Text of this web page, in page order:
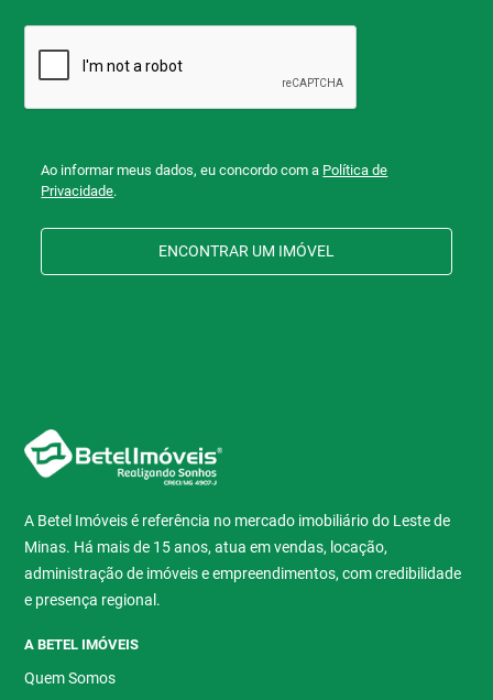
Ao informar meus dados, eu concordo com a Política de
Privacidade.
ENCONTRAR UM IMÓVEL
A Betel Imóveis é referência no mercado imobiliário do Leste de
Minas. Há mais de 15 anos, atua em vendas, locação,
administração de imóveis e empreendimentos, com credibilidade
e presença regional.
A BETEL IMÓVEIS
Quem Somos